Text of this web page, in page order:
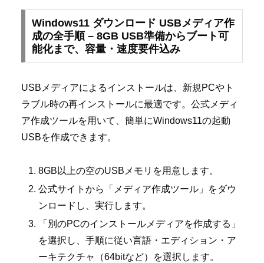
Windows11 ダウンロード USBメディア作
成の全手順 – 8GB USB準備からブート可
能化まで、容量・速度要件込み
USBメディアによるインストールは、新規PCやト
ラブル時の再インストールに最適です。公式メディ
ア作成ツールを用いて、簡単にWindows11の起動
USBを作成できます。
8GB以上の空のUSBメモリを用意します。
公式サイトから「メディア作成ツール」をダウ
ンロードし、実行します。
「別のPCのインストールメディアを作成する」
を選択し、手順に従い言語・エディション・ア
ーキテクチャ（64bitなど）を選択します。